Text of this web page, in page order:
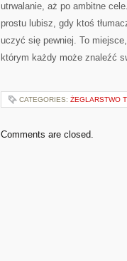
utrwalanie, aż po ambitne
prostu lubisz, gdy ktoś
uczyć się pewniej. To
którym każdy może znaleźć
CATEGORIES: ŻEGLARSTWO
Comments are closed.